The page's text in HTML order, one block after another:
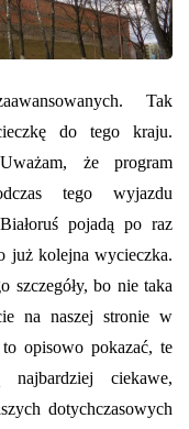
Tak
do tego kraju.
że program
tego wyjazdu
pojadą po raz
już kolejna wycieczka.
szczegóły, bo nie taka
na naszej stronie w
to opisowo pokazać, te
ciekawe,
dotychczasowych